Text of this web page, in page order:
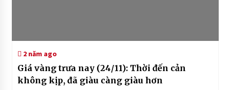
2 năm ago
Giá vàng trưa nay (24/11): Thời đến cản
không kịp, đã giàu càng giàu hơn